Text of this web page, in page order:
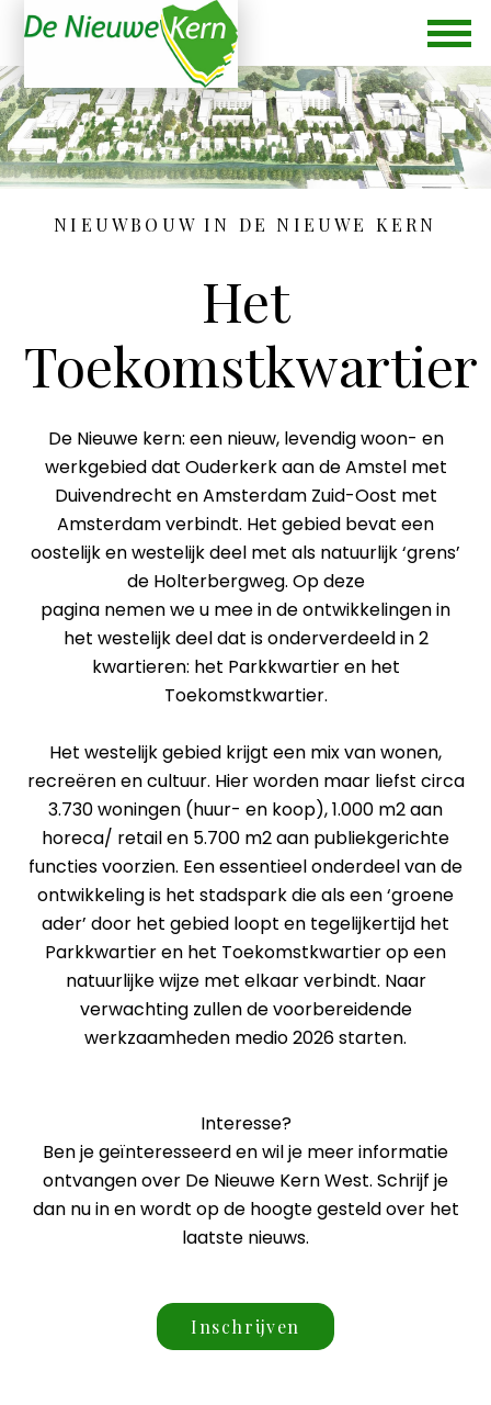
NIEUWBOUW IN DE NIEUWE KERN
Het
Toekomstkwartier
De Nieuwe kern: een nieuw, levendig woon- en
werkgebied dat Ouderkerk aan de Amstel met
Duivendrecht en Amsterdam Zuid-Oost met
Amsterdam verbindt. Het gebied bevat een
oostelijk en westelijk deel met als natuurlijk ‘grens’
de Holterbergweg. Op deze
pagina nemen we u mee in de ontwikkelingen in
het westelijk deel dat is onderverdeeld in 2
kwartieren: het Parkkwartier en het
Toekomstkwartier.
Het westelijk gebied krijgt een mix van wonen,
recreëren en cultuur. Hier worden maar liefst circa
3.730 woningen (huur- en koop), 1.000 m2 aan
horeca/ retail en 5.700 m2 aan publiekgerichte
functies voorzien. Een essentieel onderdeel van de
ontwikkeling is het stadspark die als een ‘groene
ader’ door het gebied loopt en tegelijkertijd het
Parkkwartier en het Toekomstkwartier op een
natuurlijke wijze met elkaar verbindt. Naar
verwachting zullen de voorbereidende
werkzaamheden medio 2026 starten.
Interesse?
Ben je geïnteresseerd en wil je meer informatie
ontvangen over De Nieuwe Kern West. Schrijf je
dan nu in en wordt op de hoogte gesteld over het
laatste nieuws.
Inschrijven